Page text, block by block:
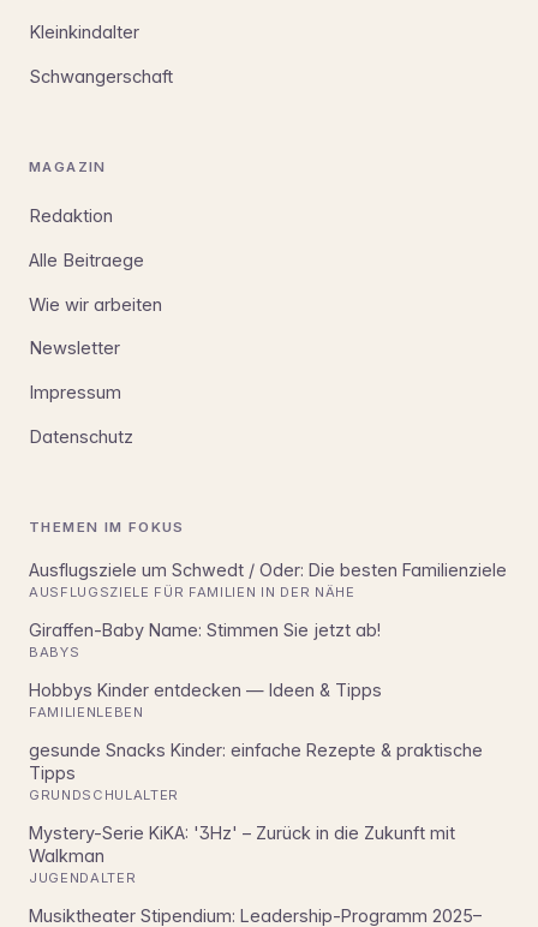
Kleinkindalter
Schwangerschaft
MAGAZIN
Redaktion
Alle Beitraege
Wie wir arbeiten
Newsletter
Impressum
Datenschutz
THEMEN IM FOKUS
Ausflugsziele um Schwedt / Oder: Die besten Familienziele
AUSFLUGSZIELE FÜR FAMILIEN IN DER NÄHE
Giraffen-Baby Name: Stimmen Sie jetzt ab!
BABYS
Hobbys Kinder entdecken — Ideen & Tipps
FAMILIENLEBEN
gesunde Snacks Kinder: einfache Rezepte & praktische
Tipps
GRUNDSCHULALTER
Mystery-Serie KiKA: '3Hz' – Zurück in die Zukunft mit
Walkman
JUGENDALTER
Musiktheater Stipendium: Leadership-Programm 2025–